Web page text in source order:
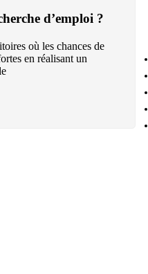
d’emploi ?
où les chances de
en réalisant un